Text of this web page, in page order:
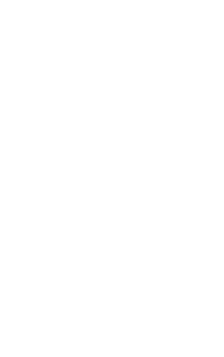
in realtime volgt.